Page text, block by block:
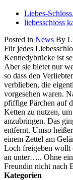
Liebes-
liebesschloss
Posted in News By
Für jedes
Kennedybrücke ist
Aber sie bietet nur
so dass den
verblieben, die
vorgesehen waren.
pfiffige Pärchen auf
Ketten zu nutzen,
anzubringen. Das
entfernt. Umso
einem Zettel am
Loch freigeben wollt
an unter….. Ohne
Freundin nicht nach
Kategorien